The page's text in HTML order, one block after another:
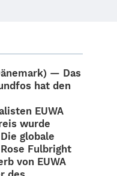
— Das
hat den
EUWA
wurde
globale
Fulbright
von EUWA